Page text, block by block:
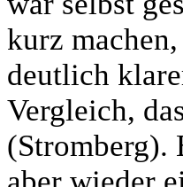
kurz
deutlich
Vergleich,
(Stromberg).